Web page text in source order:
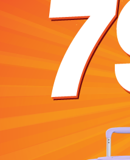
mỗi lần có đồ mới để